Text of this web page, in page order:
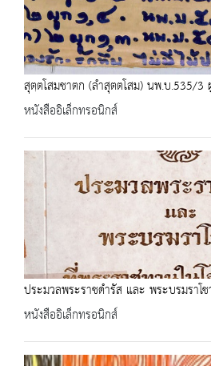
สุตฺตโสมชาตก (ลำสุตตโสม) นพ.บ.535/3
หนังสืออิเล็กทรอนิกส์
ประมวลพระราชดำรัส และ พระบรมราโ
หนังสืออิเล็กทรอนิกส์